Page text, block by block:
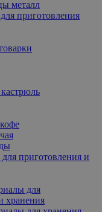
металл
приготовления
приготовления и
для
хранения